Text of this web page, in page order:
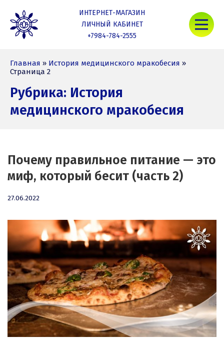
content
ИНТЕРНЕТ-МАГАЗИН
ЛИЧНЫЙ КАБИНЕТ
+7984-784-2555
Главная » История медицинского мракобесия »
Страница 2
Рубрика: История
медицинского мракобесия
Почему правильное питание — это
миф, который бесит (часть 2)
27.06.2022